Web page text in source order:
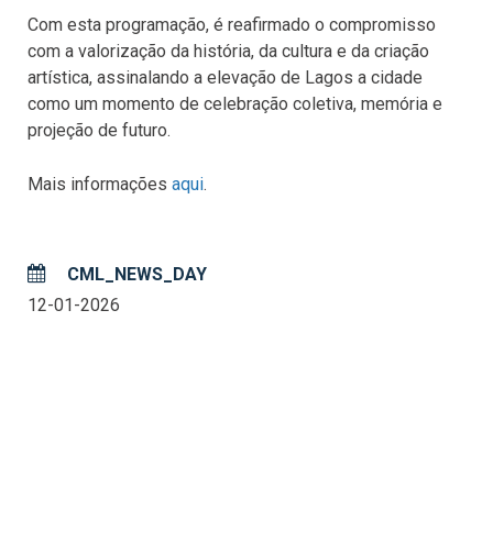
Com esta programação, é reafirmado o compromisso
com a valorização da história, da cultura e da criação
artística, assinalando a elevação de Lagos a cidade
como um momento de celebração coletiva, memória e
projeção de futuro.
Mais informações aqui.
CML_NEWS_DAY
12-01-2026